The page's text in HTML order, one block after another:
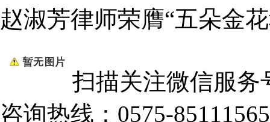
赵淑芳律师荣膺“五朵金
扫描关注微信服务
咨询热线： 0575-85111565